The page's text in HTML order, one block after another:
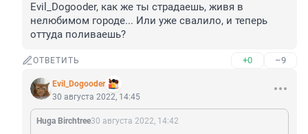
Evil_Dogooder, как же ты страдаешь, живя в
нелюбимом городе... Или уже свалило, и теперь
оттуда поливаешь?
ОТВЕТИТЬ +0 –9
Evil_Dogooder
30 августа 2022, 14:45
Huga Birchtree30 августа 2022, 14:42